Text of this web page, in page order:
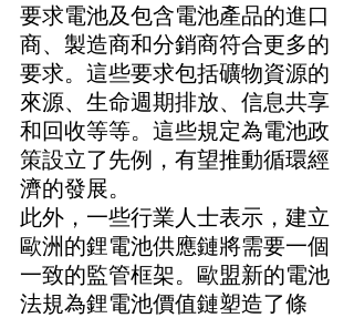
要求電池及包含電池產品的進口
商、製造商和分銷商符合更多的
要求。這些要求包括礦物資源的
來源、生命週期排放、信息共享
和回收等等。這些規定為電池政
策設立了先例，有望推動循環經
濟的發展。
此外，一些行業人士表示，建立
歐洲的鋰電池供應鏈將需要一個
一致的監管框架。歐盟新的電池
法規為鋰電池價值鏈塑造了條